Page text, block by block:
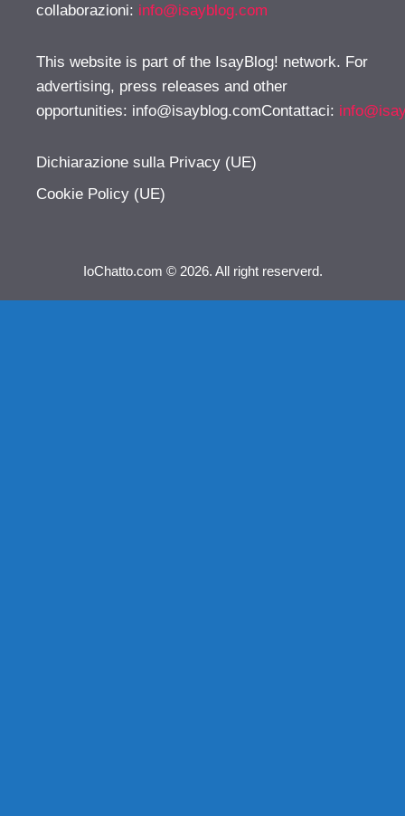
collaborazioni: info@isayblog.com
This website is part of the IsayBlog! network. For
advertising, press releases and other
opportunities: info@isayblog.comContattaci:
Dichiarazione sulla Privacy (UE)
Cookie Policy (UE)
IoChatto.com © 2026. All right reserverd.